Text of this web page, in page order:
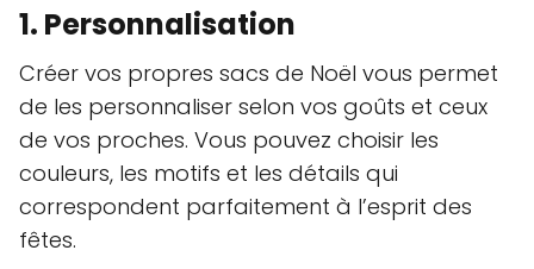
1. Personnalisation
Créer vos propres sacs de Noël vous permet
de les personnaliser selon vos goûts et ceux
de vos proches. Vous pouvez choisir les
couleurs, les motifs et les détails qui
correspondent parfaitement à l’esprit des
fêtes.